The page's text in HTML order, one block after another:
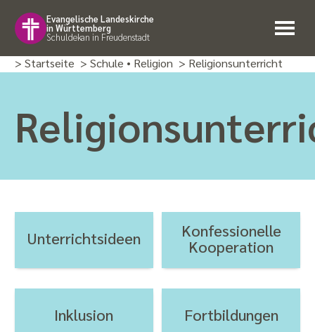
Evangelische Landeskirche
in Württemberg
Schuldekan in Freudenstadt
> Startseite > Schule • Religion > Religions­unterricht
Unterrichtsideen
Konfes­sionelle
Koopera­tion
Inklusion Fortbildungen